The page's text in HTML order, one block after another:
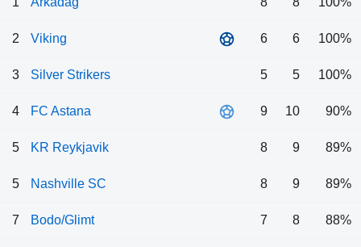
2 Viking 6 6 100%
3 Silver Strikers 5 5 100%
4 FC Astana 9 10 90%
5 KR Reykjavik 8 9 89%
5 Nashville SC 8 9 89%
7 Bodo/Glimt 7 8 88%